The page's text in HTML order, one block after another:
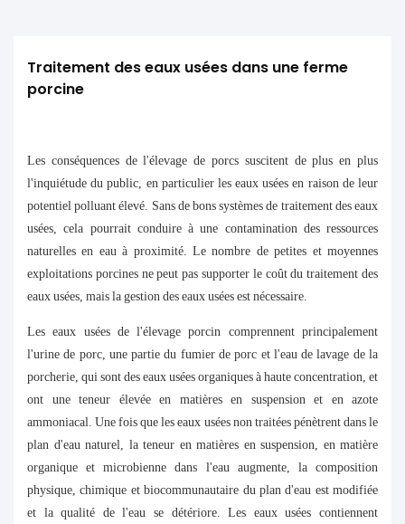
Traitement des eaux usées dans une ferme
porcine
Les conséquences de l'élevage de porcs suscitent de plus en plus
l'inquiétude du public, en particulier les eaux usées en raison de leur
potentiel polluant élevé. Sans de bons systèmes de traitement des eaux
usées, cela pourrait conduire à une contamination des ressources
naturelles en eau à proximité. Le nombre de petites et moyennes
exploitations porcines ne peut pas supporter le coût du traitement des
eaux usées, mais la gestion des eaux usées est nécessaire.
Les eaux usées de l'élevage porcin comprennent principalement
l'urine de porc, une partie du fumier de porc et l'eau de lavage de la
porcherie, qui sont des eaux usées organiques à haute concentration, et
ont une teneur élevée en matières en suspension et en azote
ammoniacal. Une fois que les eaux usées non traitées pénètrent dans le
plan d'eau naturel, la teneur en matières en suspension, en matière
organique et microbienne dans l'eau augmente, la composition
physique, chimique et biocommunautaire du plan d'eau est modifiée
et la qualité de l'eau se détériore. Les eaux usées contiennent